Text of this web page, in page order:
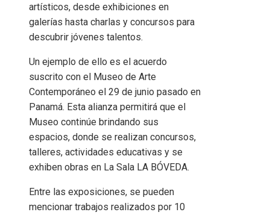
artísticos, desde exhibiciones en
galerías hasta charlas y concursos para
descubrir jóvenes talentos.
Un ejemplo de ello es el acuerdo
suscrito con el Museo de Arte
Contemporáneo el 29 de junio pasado en
Panamá. Esta alianza permitirá que el
Museo continúe brindando sus
espacios, donde se realizan concursos,
talleres, actividades educativas y se
exhiben obras en La Sala LA BÓVEDA.
Entre las exposiciones, se pueden
mencionar trabajos realizados por 10